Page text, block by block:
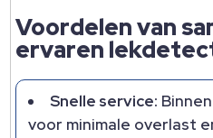
Voordelen van
ervaren
Snelle service:
voor minimale overlast